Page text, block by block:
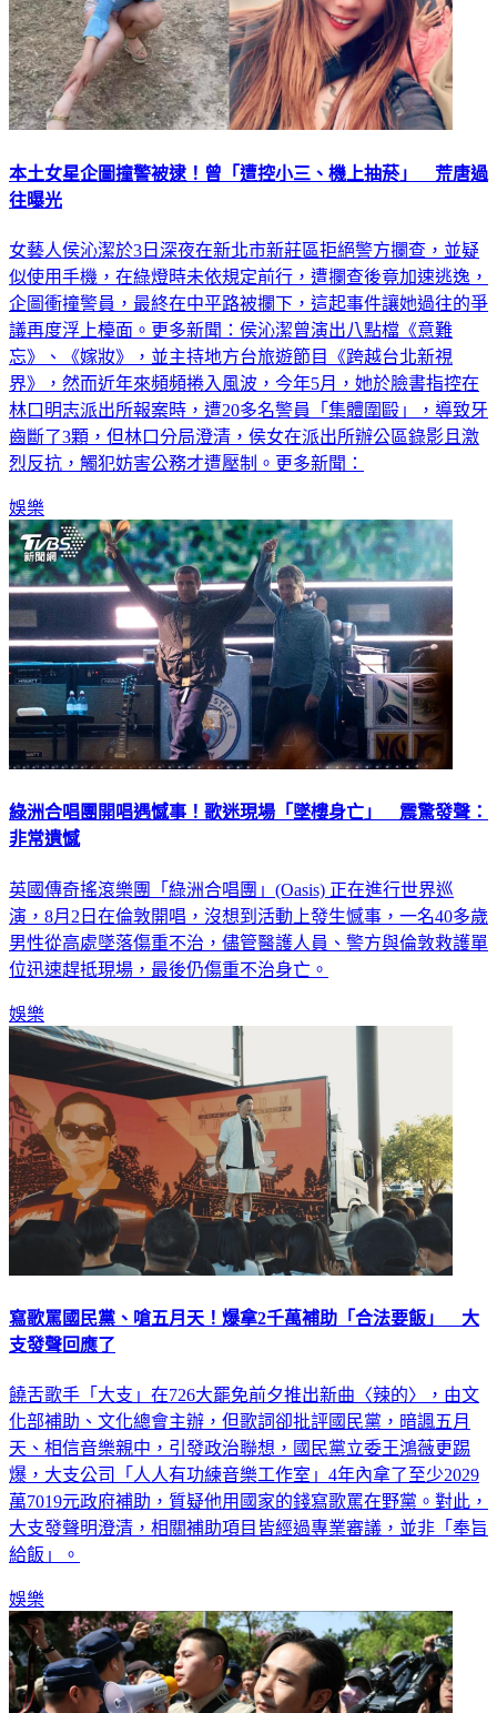
本土女星企圖撞警被逮！曾「遭控小三、機上抽菸」 荒唐過
往曝光
女藝人侯沁潔於3日深夜在新北市新莊區拒絕警方攔查，並疑
似使用手機，在綠燈時未依規定前行，遭攔查後竟加速逃逸，
企圖衝撞警員，最終在中平路被攔下，這起事件讓她過往的爭
議再度浮上檯面。更多新聞：侯沁潔曾演出八點檔《意難
忘》、《嫁妝》，並主持地方台旅遊節目《跨越台北新視
界》，然而近年來頻頻捲入風波，今年5月，她於臉書指控在
林口明志派出所報案時，遭20多名警員「集體圍毆」，導致牙
齒斷了3顆，但林口分局澄清，侯女在派出所辦公區錄影且激
烈反抗，觸犯妨害公務才遭壓制。更多新聞：
娛樂
綠洲合唱團開唱遇憾事！歌迷現場「墜樓身亡」 震驚發聲：
非常遺憾
英國傳奇搖滾樂團「綠洲合唱團」(Oasis) 正在進行世界巡
演，8月2日在倫敦開唱，沒想到活動上發生憾事，一名40多歲
男性從高處墜落傷重不治，儘管醫護人員、警方與倫敦救護單
位迅速趕抵現場，最後仍傷重不治身亡。
娛樂
寫歌罵國民黨、嗆五月天！爆拿2千萬補助「合法要飯」 大
支發聲回應了
饒舌歌手「大支」在726大罷免前夕推出新曲〈辣的〉，由文
化部補助、文化總會主辦，但歌詞卻批評國民黨，暗諷五月
天、相信音樂親中，引發政治聯想，國民黨立委王鴻薇更踢
爆，大支公司「人人有功練音樂工作室」4年內拿了至少2029
萬7019元政府補助，質疑他用國家的錢寫歌罵在野黨。對此，
大支發聲明澄清，相關補助項目皆經過專業審議，並非「奉旨
給飯」。
娛樂